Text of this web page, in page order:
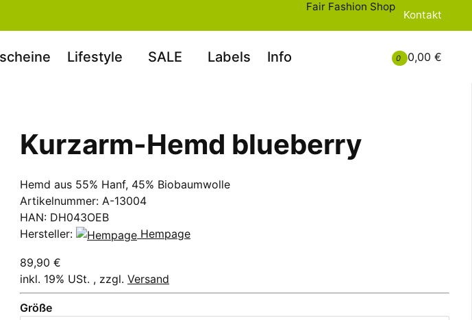
Kontakt
Fair Fashion Shop
0 0,00 €
Lifestyle SALE Labels Info
Kurzarm-Hemd blueberry
Hemd aus 55% Hanf, 45% Biobaumwolle
Artikelnummer: A-13004
HAN: DH043OEB
Hersteller:
Hempage
89,90 €
inkl. 19% USt. , zzgl. Versand
Größe